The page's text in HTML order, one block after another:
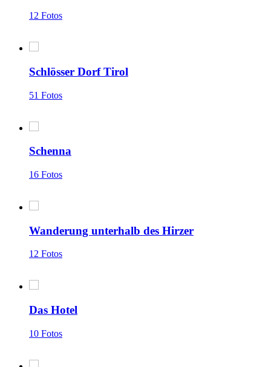
12 Fotos
Schlösser Dorf Tirol
51 Fotos
Schenna
16 Fotos
Wanderung unterhalb des Hirzer
12 Fotos
Das Hotel
10 Fotos